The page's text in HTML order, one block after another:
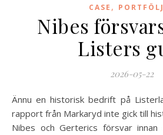
CASE ,
Nibes
Listers
2026-05-22
Ännu en historisk bedrift på Listerlandet medan veckans
rapport från Markaryd inte gick till
Nibes och Gerterics försvar